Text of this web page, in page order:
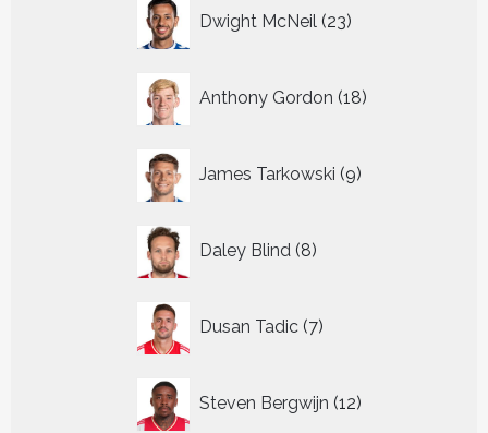
Dwight McNeil 23
producten
Anthony Gordon 18
producten
James Tarkowski 9
producten
Daley Blind 8
producten
Dusan Tadic 7
producten
Steven Bergwijn 12
producten